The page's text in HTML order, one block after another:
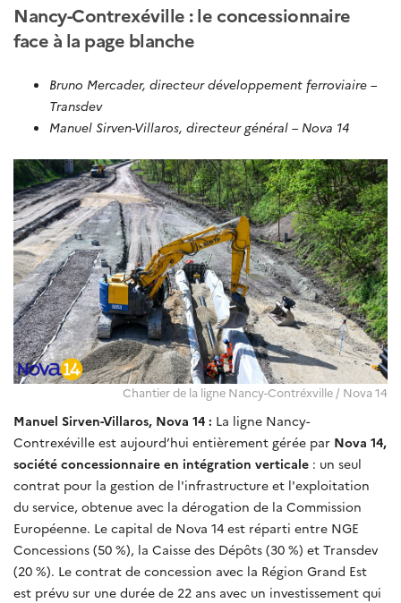
Nancy-Contrexéville : le concessionnaire
face à la page blanche
Bruno Mercader, directeur développement ferroviaire –
Transdev
Manuel Sirven-Villaros, directeur général – Nova 14
Chantier de la ligne Nancy-Contréxville / Nova 14
Manuel Sirven-Villaros, Nova 14 : La ligne Nancy-
Contrexéville est aujourd’hui entièrement gérée par Nova 14,
société concessionnaire en intégration verticale : un seul
contrat pour la gestion de l'infrastructure et l'exploitation
du service, obtenue avec la dérogation de la Commission
Européenne. Le capital de Nova 14 est réparti entre NGE
Concessions (50 %), la Caisse des Dépôts (30 %) et Transdev
(20 %). Le contrat de concession avec la Région Grand Est
est prévu sur une durée de 22 ans avec un investissement qui